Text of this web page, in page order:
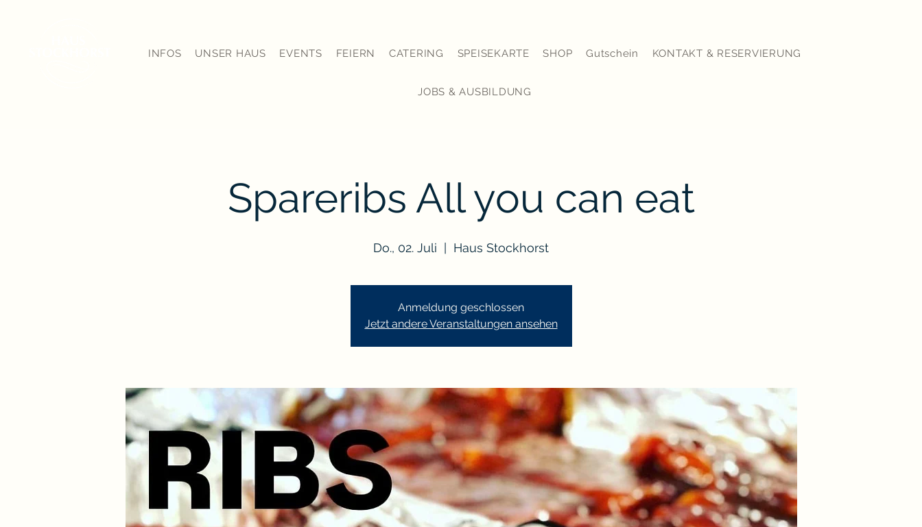
INFOS UNSER HAUS EVENTS FEIERN CATERING SPEISEKARTE SHOP Gutschein KONTAKT & RESERVIERUNG
JOBS & AUSBILDUNG
Spareribs All you can eat
Do., 02. Juli Haus Stockhorst
Anmeldung geschlossen
Jetzt andere Veranstaltungen ansehen